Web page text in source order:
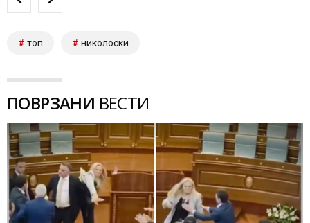
топ николоски
ПОВРЗАНИ ВЕСТИ